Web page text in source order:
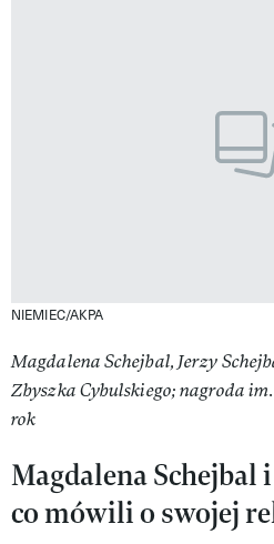
NIEMIEC/AKPA
Magdalena Schejbal, Jerzy
Zbyszka Cybulskiego; nagroda
rok
Magdalena Schejbal
co mówili o swojej